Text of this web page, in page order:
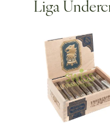
Liga